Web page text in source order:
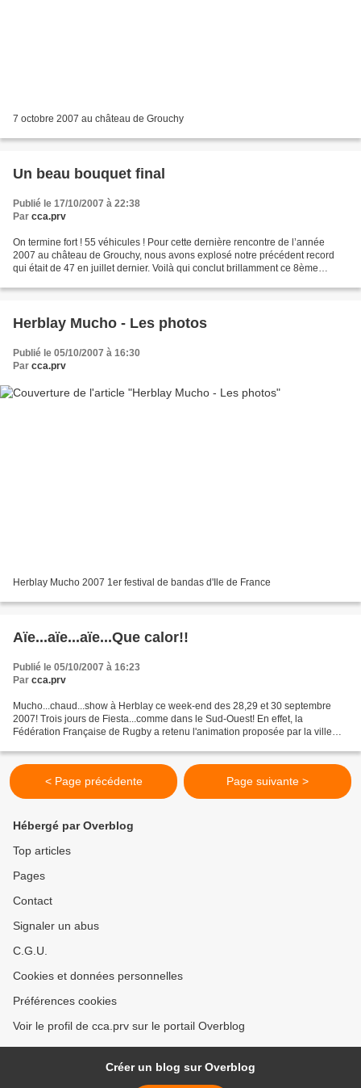
7 octobre 2007 au château de Grouchy
Un beau bouquet final
Publié le 17/10/2007 à 22:38
Par cca.prv
On termine fort ! 55 véhicules ! Pour cette dernière rencontre de l’année
2007 au château de Grouchy, nous avons explosé notre précédent record
qui était de 47 en juillet dernier. Voilà qui conclut brillamment ce 8ème
Herblay Mucho - Les photos
Publié le 05/10/2007 à 16:30
Par cca.prv
Herblay Mucho 2007 1er festival de bandas d'Ile de France
Aïe...aïe...aïe...Que calor!!
Publié le 05/10/2007 à 16:23
Par cca.prv
Mucho...chaud...show à Herblay ce week-end des 28,29 et 30 septembre
2007! Trois jours de Fiesta...comme dans le Sud-Ouest! En effet, la
Fédération Française de Rugby a retenu l'animation proposée par la ville
< Page précédente Page suivante >
Hébergé par Overblog
Top articles
Pages
Contact
Signaler un abus
C.G.U.
Cookies et données personnelles
Préférences cookies
Voir le profil de cca.prv sur le portail Overblog
Créer un blog sur Overblog